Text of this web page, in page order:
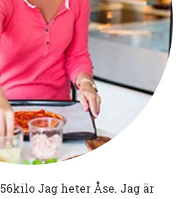
56kiloJag heter Åse. Jag är